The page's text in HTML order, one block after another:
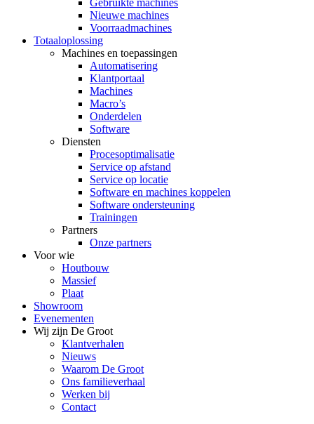
Gebruikte machines
Nieuwe machines
Voorraadmachines
Totaaloplossing
Machines en toepassingen
Automatisering
Klantportaal
Machines
Macro’s
Onderdelen
Software
Diensten
Procesoptimalisatie
Service op afstand
Service op locatie
Software en machines koppelen
Software ondersteuning
Trainingen
Partners
Onze partners
Voor wie
Houtbouw
Massief
Plaat
Showroom
Evenementen
Wij zijn De Groot
Klantverhalen
Nieuws
Waarom De Groot
Ons familieverhaal
Werken bij
Contact